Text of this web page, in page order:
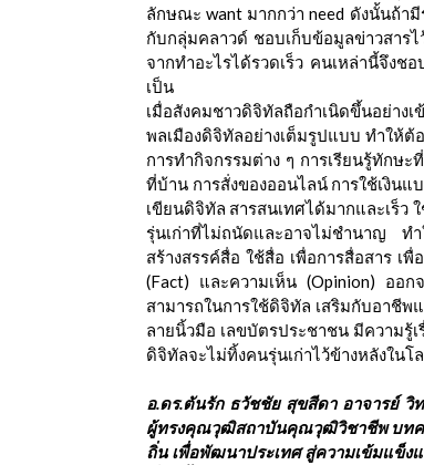
ลักษณะ want มากกว่า need ดังนั้นถ้า
กับกลุ่มคลาวด์ ชอบเก็บข้อมูลข่าวสารไ
จากทำอะไรได้รวดเร็ว คนเหล่านี้จึงช
เป็น
เมื่อสังคมชาวดิจิทัลถือกำเนิดขึ้นอย่าง
พลเมืองดิจิทัลอย่างเต็มรูปแบบ ทำให้ต้
การทำกิจกรรมต่าง ๆ การเรียนรู้ทักษ
ที่บ้าน การสั่งของออนไลน์ การใช้เงิน
เขียนดิจิทัล สารสนเทศได้มากและเร็ว
รุ่นเก่าที่ไม่ถนัดและอาจไม่ชำนาญ
สร้างสรรค์สื่อ ใช้สื่อ เพื่อการสื่อสาร เ
(Fact) และความเห็น (Opinion) ออ
สามารถในการใช้ดิจิทัล เสริมกับอาชี
ลายนิ้วมือ เลขบัตรประชาชน มีความรู้
ดิจิทัลจะไม่ทิ้งคนรุ่นเก่าไว้ข้างหลังใน
อ.ดร.ตันรัก ธวัชชัย สุขสีดา อาจารย์
ผู้ทรงคุณวุฒิสถาบันคุณวุฒิวิชาชีพ บทค
ถิ่น เพื่อพัฒนาประเทศ สู่ความเข้มแข็ง